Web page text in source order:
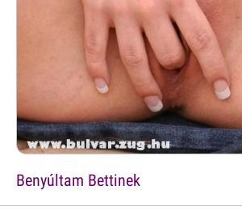
Benyúltam Bettinek